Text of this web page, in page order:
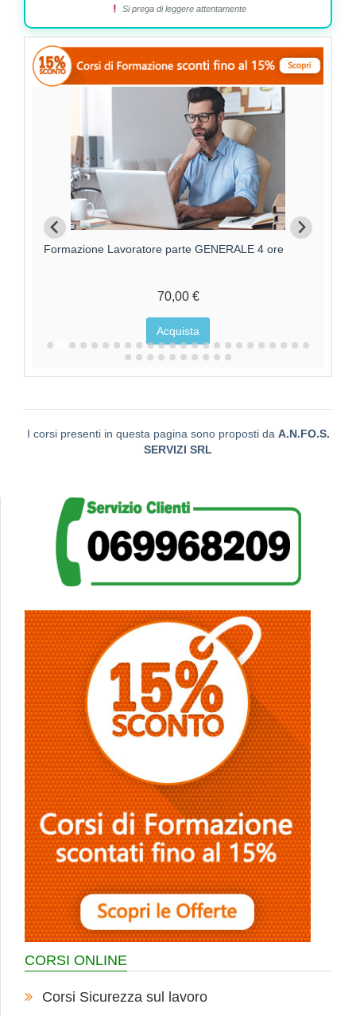
Si prega di leggere attentamente
Formazione Lavoratore parte GENERALE 4 ore
70,00 €
Acquista
I corsi presenti in questa pagina sono proposti da A.N.FO.S.
SERVIZI SRL
CORSI ONLINE
Corsi Sicurezza sul lavoro